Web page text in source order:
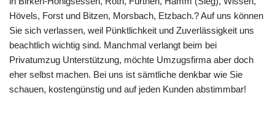
Hövels, Forst und Bitzen, Morsbach, Etzbach.? Auf uns können
Sie sich verlassen, weil Pünktlichkeit und Zuverlässigkeit uns
beachtlich wichtig sind. Manchmal verlangt beim bei
Privatumzug Unterstützung, möchte Umzugsfirma aber doch
eher selbst machen. Bei uns ist sämtliche denkbar wie Sie
schauen, kostengünstig und auf jeden Kunden abstimmbar!